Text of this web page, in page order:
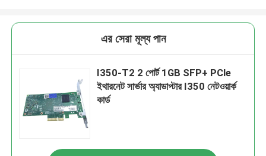
এর সেরা মূল্য পান
I350-T2 2 পোর্ট 1GB SFP+ PCle
ইথারনেট সার্ভার অ্যাডাপ্টার I350 নেটওয়ার্ক
কার্ড